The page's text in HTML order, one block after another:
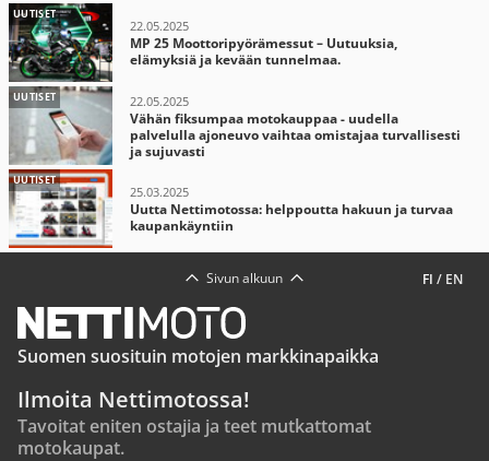
UUTISET
22.05.2025
MP 25 Moottoripyörämessut – Uutuuksia,
elämyksiä ja kevään tunnelmaa.
UUTISET 22.05.2025
Vähän fiksumpaa motokauppaa - uudella
palvelulla ajoneuvo vaihtaa omistajaa turvallisesti
ja sujuvasti
UUTISET
25.03.2025
Uutta Nettimotossa: helppoutta hakuun ja turvaa
kaupankäyntiin
FI / EN
Sivun alkuun
Suomen suosituin motojen markkinapaikka
Ilmoita Nettimotossa!
Tavoitat eniten ostajia ja teet mutkattomat
motokaupat.